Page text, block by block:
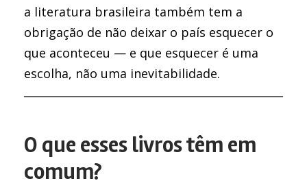
a literatura brasileira também tem a
obrigação de não deixar o país esquecer o
que aconteceu — e que esquecer é uma
escolha, não uma inevitabilidade.
O que esses livros têm em
comum?